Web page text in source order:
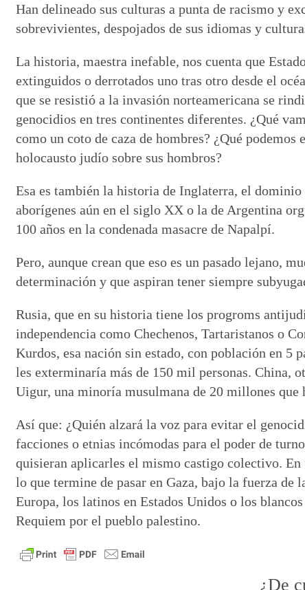
Han delineado sus culturas a punta de racismo y
sobrevivientes, despojados de sus idiomas y
La historia, maestra inefable, nos cuenta que
extinguidos o derrotados uno tras otro desde el
que se resistió a la invasión norteamericana se
genocidios en tres continentes diferentes. ¿Qué
como un coto de caza de hombres? ¿Qué
holocausto judío sobre sus hombros?
Esa es también la historia de Inglaterra, el
aborígenes aún en el siglo XX o la de Argentina
100 años en la condenada masacre de Napalpí.
Pero, aunque crean que eso es un pasado lejano,
determinación y que aspiran tener siempre
Rusia, que en su historia tiene los progroms
independencia como Chechenos, Tartaristanos o
Kurdos, esa nación sin estado, con población en
les exterminaría más de 150 mil personas. China,
Uigur, una minoría musulmana de 20 millones
Así que: ¿Quién alzará la voz para evitar el
facciones o etnias incómodas para el poder de
quisieran aplicarles el mismo castigo colectivo.
lo que termine de pasar en Gaza, bajo la fuerza
Europa, los latinos en Estados Unidos o los
Requiem por el pueblo palestino.
¿De